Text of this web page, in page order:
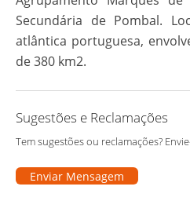
Secundária de Pombal.
atlântica portuguesa,
de 380 km2.
Sugestões e Reclamações
Tem sugestões ou reclamações?
Enviar Mensagem